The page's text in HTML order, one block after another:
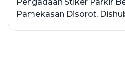
Pengadaan Stiker Parkir
Pamekasan Disorot,